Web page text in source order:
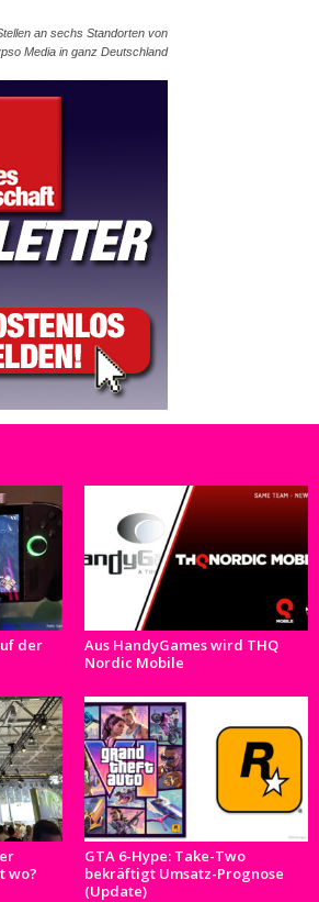
an sechs Standorten von
Media in ganz Deutschland
der
Aus HandyGames wird THQ
Nordic Mobile
wo?
GTA 6-Hype: Take-Two
bekräftigt Umsatz-Prognose
(Update)